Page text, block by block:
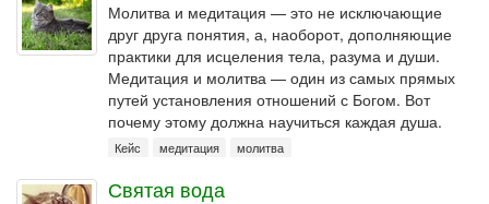
Молитва и медитация — это не исключающие
друг друга понятия, а, наоборот, дополняющие
практики для исцеления тела, разума и души.
Медитация и молитва — один из самых прямых
путей установления отношений с Богом. Вот
почему этому должна научиться каждая душа.
Кейс медитация молитва
Святая вода